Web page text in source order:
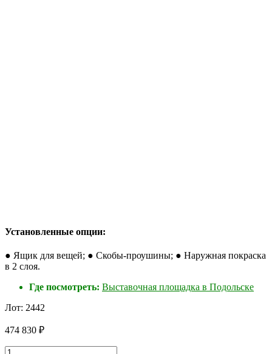
Установленные опции:
● Ящик для вещей; ● Скобы-проушины; ● Наружная покраска
в 2 слоя.
Где посмотреть: Выставочная площадка в Подольске
Лот: 2442
474 830 ₽
Количество